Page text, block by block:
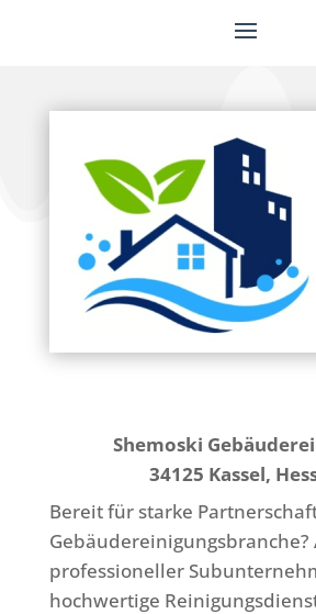
Shemoski
34125 Kassel,
Bereit für starke
Gebäudereinigungsbranche?
professioneller
hochwertige